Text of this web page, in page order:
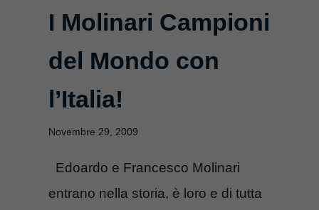
I Molinari Campioni
del Mondo con
l’Italia!
Novembre 29, 2009
Edoardo e Francesco Molinari
entrano nella storia, è loro e di tutta